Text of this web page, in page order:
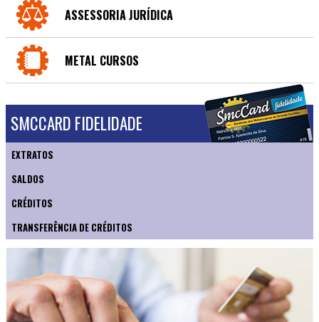
ASSESSORIA JURÍDICA
METAL CURSOS
SMCCARD FIDELIDADE
EXTRATOS
SALDOS
CRÉDITOS
TRANSFERÊNCIA DE CRÉDITOS